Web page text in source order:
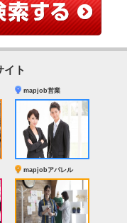
ト
mapjob営業
mapjobアパレル